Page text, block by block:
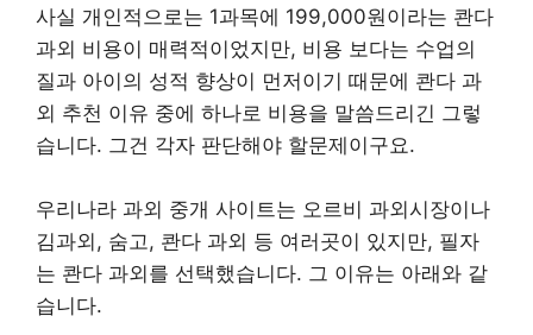
사실 개인적으로는 1과목에 199,000원이라는 콴다
과외 비용이 매력적이었지만, 비용 보다는 수업의
질과 아이의 성적 향상이 먼저이기 때문에 콴다 과
외 추천 이유 중에 하나로 비용을 말씀드리긴 그렇
습니다. 그건 각자 판단해야 할문제이구요.
우리나라 과외 중개 사이트는 오르비 과외시장이나
김과외, 숨고, 콴다 과외 등 여러곳이 있지만, 필자
는 콴다 과외를 선택했습니다. 그 이유는 아래와 같
습니다.